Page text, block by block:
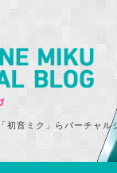
初音ミク」らバーチャル